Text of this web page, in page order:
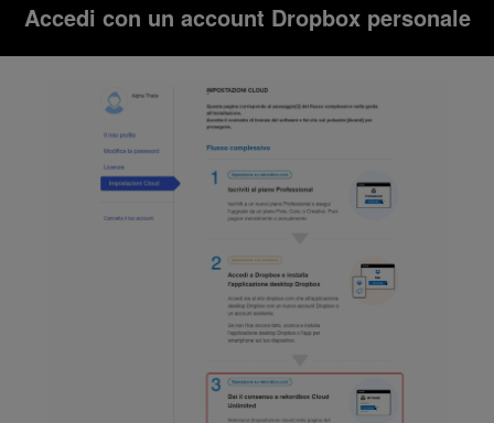
Accedi con un account Dropbox personale